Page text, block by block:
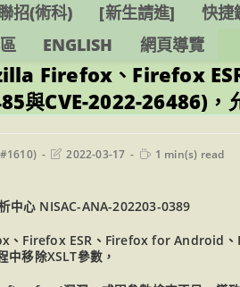
招(術科) [新生請進] 快捷
ENGLISH 網頁導覽
Firefox、Firefox
與CVE-2022-26486)，
Post2022-03-17
Reading
1 min(s) read
中心 NISAC-ANA-202203-0389
、Firefox ESR、Firefox for Android
中移除XSLT參數，